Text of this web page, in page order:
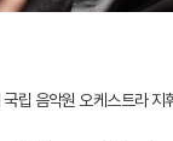
립 음악원 오케스트라 지